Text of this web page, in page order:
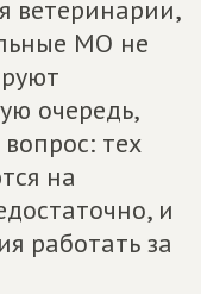
ветеринарии,
МО не
очередь,
тех
на
и
работать за